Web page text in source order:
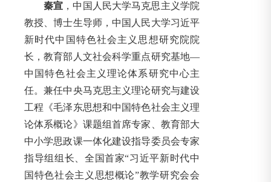
秦宣 ，中国人民大学马克思主义学院
教授、博士生导师，中国人民大学习近平
新时代中国特色社会主义思想研究院院
长，教育部人文社会科学重点研究基地—
中国特色社会主义理论体系研究中心主
任。兼任中央马克思主义理论研究与建设
工程《毛泽东思想和中国特色社会主义理
论体系概论》课题组首席专家、教育部大
中小学思政课一体化建设指导委员会专家
指导组组长、全国首家“习近平新时代中
国特色社会主义思想概论”教学研究会会